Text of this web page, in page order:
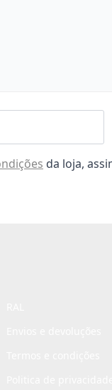
da loja,